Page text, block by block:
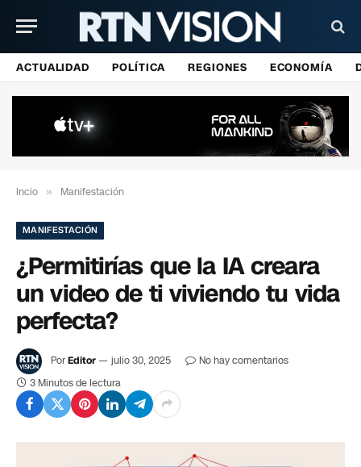
ACTUALIDAD POLÍTICA REGIONES ECONOMÍA
Incio » Manifestación
MANIFESTACIÓN
¿Permitirías que la IA creara
un video de ti viviendo tu vida
perfecta?
PorEditor julio 30, 2025
No hay comentarios
3 Minutos de lectura